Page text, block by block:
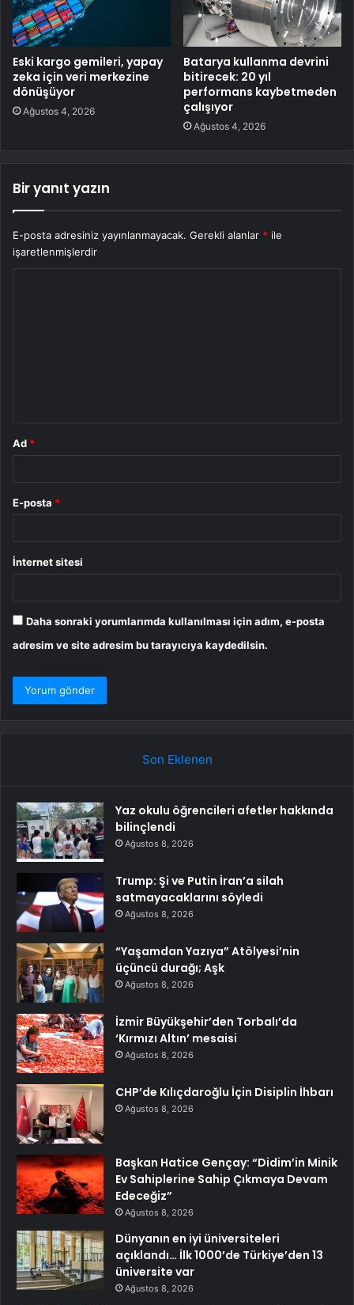
Eski kargo gemileri, yapay
zeka için veri merkezine
dönüşüyor
Ağustos 4, 2026
Batarya kullanma devrini
bitirecek: 20 yıl
performans kaybetmeden
çalışıyor
Ağustos 4, 2026
Bir yanıt yazın
E-posta adresiniz yayınlanmayacak. Gerekli alanlar * ile
işaretlenmişlerdir
Ad *
E-posta *
İnternet sitesi
Daha sonraki yorumlarımda kullanılması için adım, e-posta
adresim ve site adresim bu tarayıcıya kaydedilsin.
Son Eklenen
Yaz okulu öğrencileri afetler hakkında
bilinçlendi
Ağustos 8, 2026
Trump: Şi ve Putin İran’a silah
satmayacaklarını söyledi
Ağustos 8, 2026
“Yaşamdan Yazıya” Atölyesi’nin
üçüncü durağı; Aşk
Ağustos 8, 2026
İzmir Büyükşehir’den Torbalı’da
‘Kırmızı Altın’ mesaisi
Ağustos 8, 2026
CHP’de Kılıçdaroğlu İçin Disiplin İhbarı
Ağustos 8, 2026
Başkan Hatice Gençay: “Didim’in Minik
Ev Sahiplerine Sahip Çıkmaya Devam
Edeceğiz”
Ağustos 8, 2026
Dünyanın en iyi üniversiteleri
açıklandı… İlk 1000’de Türkiye’den 13
üniversite var
Ağustos 8, 2026